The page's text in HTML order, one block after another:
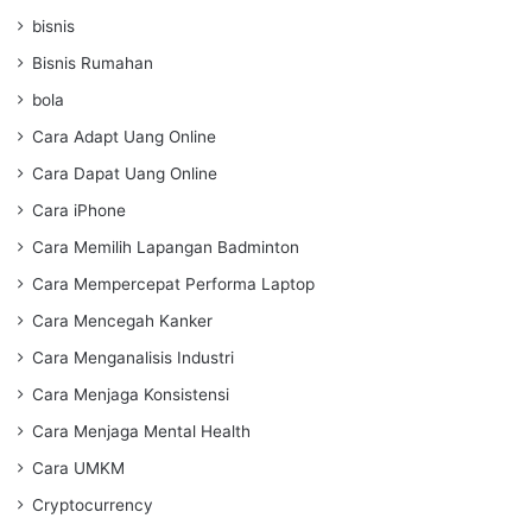
bisnis
Bisnis Rumahan
bola
Cara Adapt Uang Online
Cara Dapat Uang Online
Cara iPhone
Cara Memilih Lapangan Badminton
Cara Mempercepat Performa Laptop
Cara Mencegah Kanker
Cara Menganalisis Industri
Cara Menjaga Konsistensi
Cara Menjaga Mental Health
Cara UMKM
Cryptocurrency